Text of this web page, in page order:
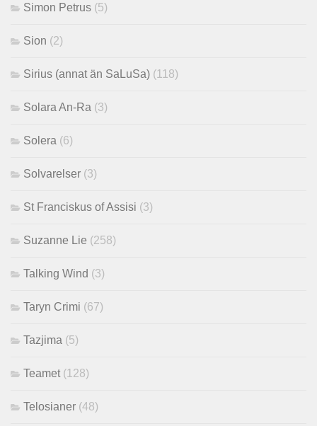
Simon Petrus (5)
Sion (2)
Sirius (annat än SaLuSa) (118)
Solara An-Ra (3)
Solera (6)
Solvarelser (3)
St Franciskus of Assisi (3)
Suzanne Lie (258)
Talking Wind (3)
Taryn Crimi (67)
Tazjima (5)
Teamet (128)
Telosianer (48)